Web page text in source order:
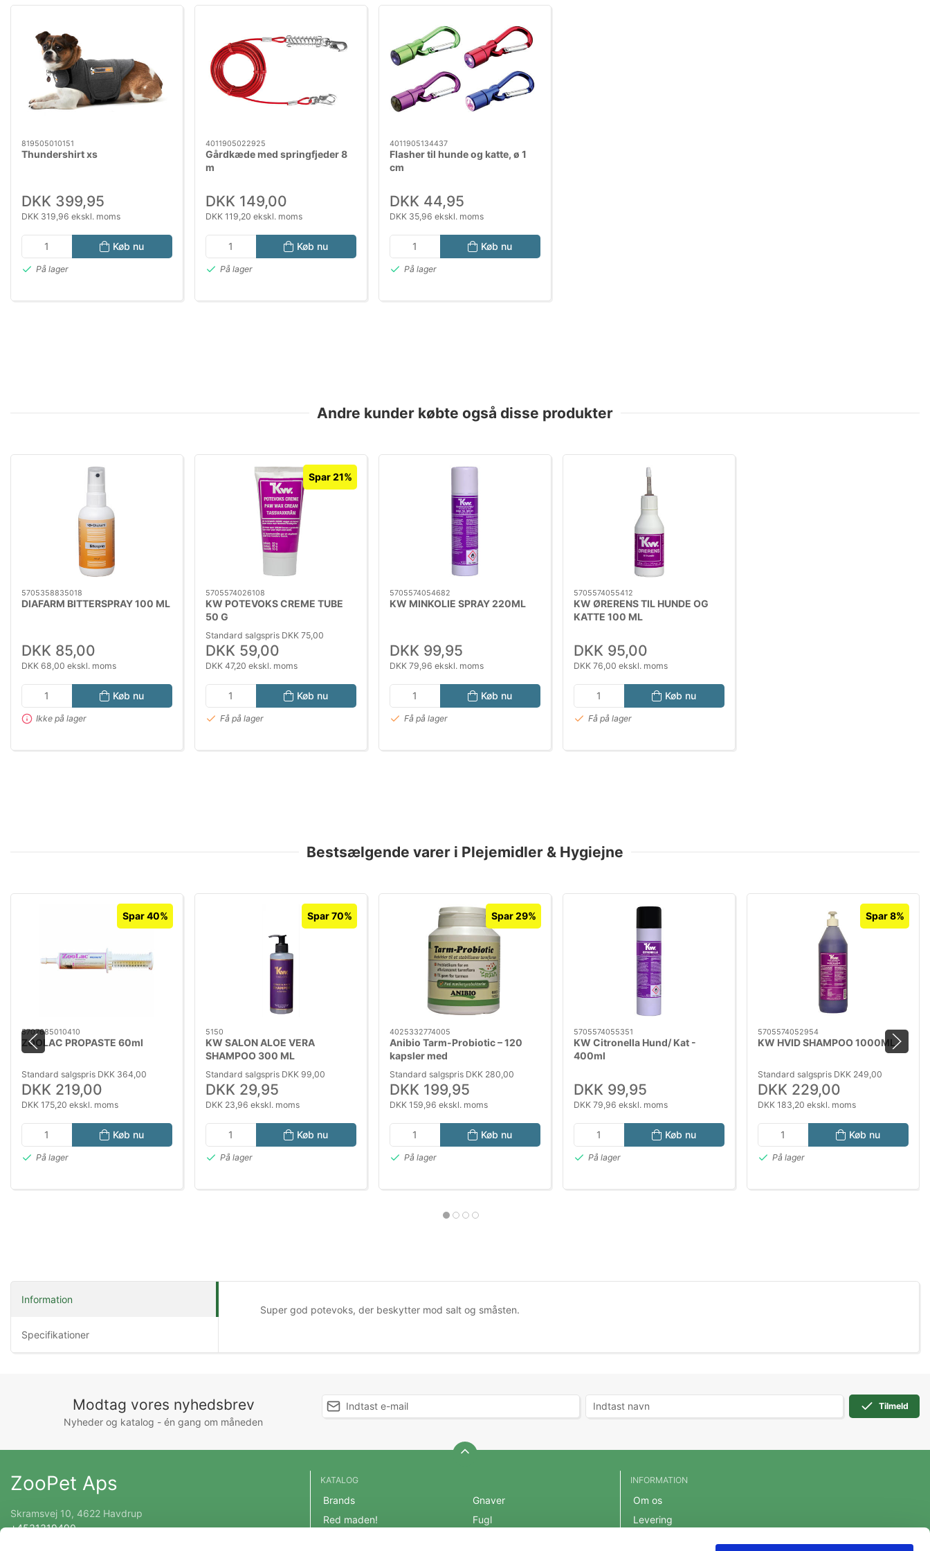
819505010151
Thundershirt xs
DKK 399,95
DKK 319,96 ekskl. moms
Køb nu
På lager
4011905022925
Gårdkæde med springfjeder 8
m
DKK 149,00
DKK 119,20 ekskl. moms
Køb nu
På lager
4011905134437
Flasher til hunde og katte, ø 1
cm
DKK 44,95
DKK 35,96 ekskl. moms
Køb nu
På lager
Andre kunder købte også disse produkter
5705358835018
DIAFARM BITTERSPRAY 100 ML
DKK 85,00
DKK 68,00 ekskl. moms
Køb nu
Ikke på lager
Spar 21%
5705574026108
KW POTEVOKS CREME TUBE
50 G
Standard salgspris DKK 75,00
DKK 59,00
DKK 47,20 ekskl. moms
Køb nu
Få på lager
5705574054682
KW MINKOLIE SPRAY 220ML
DKK 99,95
DKK 79,96 ekskl. moms
Køb nu
Få på lager
5705574055412
KW ØRERENS TIL HUNDE OG
KATTE 100 ML
DKK 95,00
DKK 76,00 ekskl. moms
Køb nu
Få på lager
Bestsælgende varer i Plejemidler & Hygiejne
Spar 40%
5707685010410
ZOOLAC PROPASTE 60ml
Standard salgspris DKK 364,00
DKK 219,00
DKK 175,20 ekskl. moms
Køb nu
På lager
Spar 70%
5150
KW SALON ALOE VERA
SHAMPOO 300 ML
Standard salgspris DKK 99,00
DKK 29,95
DKK 23,96 ekskl. moms
Køb nu
På lager
Spar 29%
4025332774005
Anibio Tarm-Probiotic – 120
kapsler med
mælkesyrebakterier til hund og
kat
Standard salgspris DKK 280,00
DKK 199,95
DKK 159,96 ekskl. moms
Køb nu
På lager
5705574055351
KW Citronella Hund/ Kat -
400ml
DKK 99,95
DKK 79,96 ekskl. moms
Køb nu
På lager
Spar 8%
5705574052954
KW HVID SHAMPOO 1000ML
Standard salgspris DKK 249,00
DKK 229,00
DKK 183,20 ekskl. moms
Køb nu
På lager
Information
Specifikationer
Super god potevoks, der beskytter mod salt og småsten.
Modtag vores nyhedsbrev
Nyheder og katalog - én gang om måneden
Tilmeld
ZooPet Aps
Skramsvej 10, 4622 Havdrup
+4531319490
KATALOG
Brands
Red maden!
Gnaver
Fugl
INFORMATION
Om os
Levering